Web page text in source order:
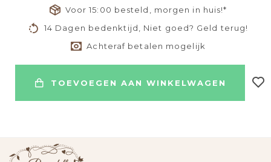
Voor 15:00 besteld, morgen in huis!*
14 Dagen bedenktijd, Niet goed? Geld terug!
Achteraf betalen mogelijk
TOEVOEGEN AAN WINKELWAGEN